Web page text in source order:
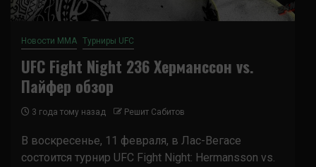
Новости ММА Турниры UFC
UFC Fight Night 236 Херманссон vs.
Пайфер обзор
3 года тому назад Решит Сабитов
В воскресенье, 11 февраля, в Лас-Вегасе
состоится турнир UFC Fight Night: Hermansson vs.